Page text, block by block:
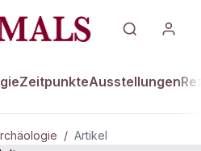
ZeitpunkteAusstellungen
/ Artikel